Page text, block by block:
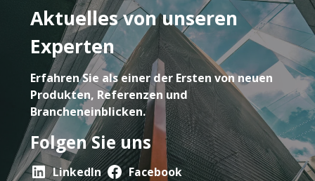
Aktuelles von unseren
Experten
Erfahren Sie als einer der Ersten von neuen
Produkten, Referenzen und
Brancheneinblicken.
Folgen Sie uns
LinkedIn Facebook